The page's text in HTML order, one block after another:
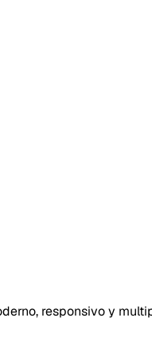
responsivo y